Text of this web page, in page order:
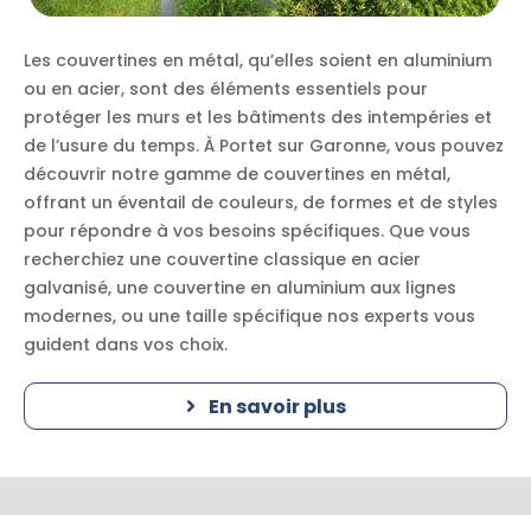
Les couvertines en métal, qu’elles soient en aluminium
ou en acier, sont des éléments essentiels pour
protéger les murs et les bâtiments des intempéries et
de l’usure du temps. À Portet sur Garonne, vous pouvez
découvrir notre gamme de couvertines en métal,
offrant un éventail de couleurs, de formes et de styles
pour répondre à vos besoins spécifiques. Que vous
recherchiez une couvertine classique en acier
galvanisé, une couvertine en aluminium aux lignes
modernes, ou une taille spécifique nos experts vous
guident dans vos choix.
En savoir plus